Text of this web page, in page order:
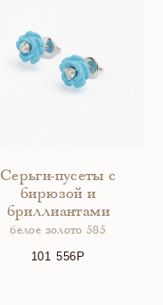
Серьги-пусеты с
бирюзой и
бриллиантами
белое золото 585
101 556